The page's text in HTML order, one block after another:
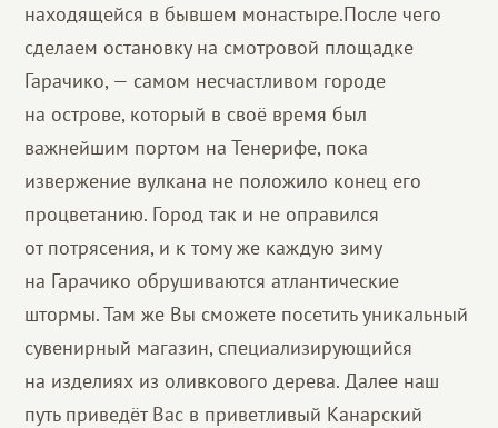
находящейся в бывшем монастыре.После чего
сделаем остановку на смотровой площадке
Гарачико, — самом несчастливом городе
на острове, который в своё время был
важнейшим портом на Тенерифе, пока
извержение вулкана не положило конец его
процветанию. Город так и не оправился
от потрясения, и к тому же каждую зиму
на Гарачико обрушиваются атлантические
штормы. Там же Вы сможете посетить уникальный
сувенирный магазин, специализирующийся
на изделиях из оливкового дерева. Далее наш
путь приведёт Вас в приветливый Канарский